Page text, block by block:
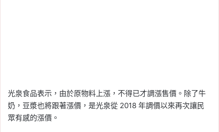
光泉食品表示，由於原物料上漲，不得已才調漲售價。除了牛
奶，豆漿也將跟著漲價，是光泉從 2018 年調價以來再次讓民
眾有感的漲價。